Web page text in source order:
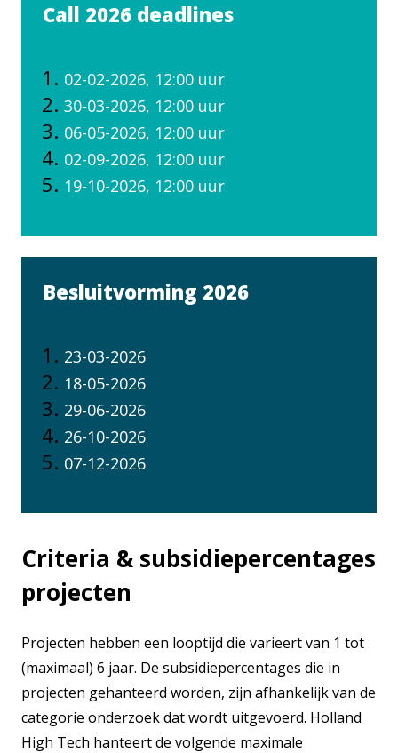
Call 2026 deadlines
02-02-2026, 12:00 uur
30-03-2026, 12:00 uur
06-05-2026, 12:00 uur
02-09-2026, 12:00 uur
19-10-2026, 12:00 uur
Besluitvorming 2026
23-03-2026
18-05-2026
29-06-2026
26-10-2026
07-12-2026
Criteria & subsidiepercentages
projecten
Projecten hebben een looptijd die varieert van 1 tot
(maximaal) 6 jaar. De subsidiepercentages die in
projecten gehanteerd worden, zijn afhankelijk van de
categorie onderzoek dat wordt uitgevoerd. Holland
High Tech hanteert de volgende maximale